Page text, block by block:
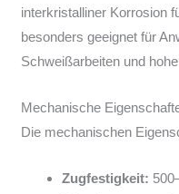
interkristalliner Korrosion
besonders geeignet für
Schweißarbeiten und
Mechanische
Die mechanischen
Zugfestigkeit: